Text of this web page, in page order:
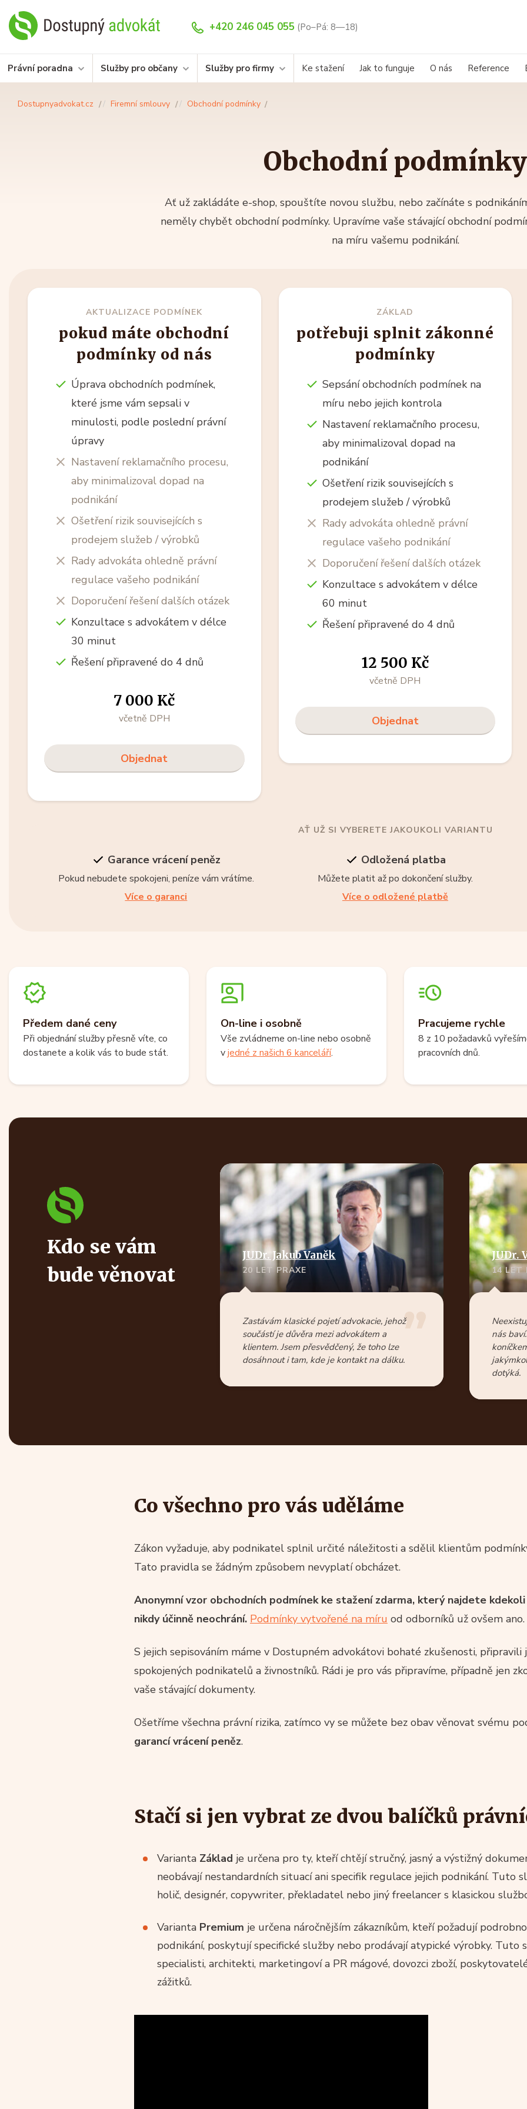
+420 246 045 055 (Po–Pá: 8—18)
Právní poradna Služby pro občany Služby pro firmy Ke stažení Jak to funguje O nás Reference
Dostupnyadvokat.cz Firemní smlouvy Obchodní podmínky
Obchodní podmínky
Ať už zakládáte e-shop, spouštíte novou službu, nebo začínáte s
neměly chybět obchodní podmínky. Upravíme vaše stávající obchodní
na míru vašemu podnikání.
AKTUALIZACE PODMÍNEK
pokud máte obchodní
podmínky od nás
Úprava obchodních podmínek,
které jsme vám sepsali v
minulosti, podle poslední právní
úpravy
Nastavení reklamačního procesu,
aby minimalizoval dopad na
podnikání
Ošetření rizik souvisejících s
prodejem služeb / výrobků
Rady advokáta ohledně právní
regulace vašeho podnikání
Doporučení řešení dalších otázek
Konzultace s advokátem v délce
30 minut
Řešení připravené do 4 dnů
7 000 Kč
včetně DPH
Objednat
ZÁKLAD
potřebuji splnit zákonné
podmínky
Sepsání obchodních podmínek na
míru nebo jejich kontrola
Nastavení reklamačního procesu,
aby minimalizoval dopad na
podnikání
Ošetření rizik souvisejících s
prodejem služeb / výrobků
Rady advokáta ohledně právní
regulace vašeho podnikání
Doporučení řešení dalších otázek
Konzultace s advokátem v délce
60 minut
Řešení připravené do 4 dnů
12 500 Kč
včetně DPH
Objednat
AŤ UŽ SI VYBERETE JAKOUKOLI VARIANTU
Garance vrácení peněz
Pokud nebudete spokojeni, peníze vám vrátíme.
Více o garanci
Odložená platba
Můžete platit až po dokončení služby.
Více o odložené platbě
Předem dané ceny
Při objednání služby přesně víte, co
dostanete a kolik vás to bude stát.
On-line i osobně
Vše zvládneme on-line nebo osobně
vjedné z našich 6 kanceláří.
Pracujeme rychle
8 z 10 požadavků
pracovních dnů.
Kdo se vám
bude věnovat
JUDr. Jakub Vaněk
20 LET PRAXE
Zastávám klasické pojetí advokacie, jehož
součástí je důvěra mezi advokátem a
klientem. Jsem přesvědčený, že toho lze
dosáhnout i tam, kde je kontakt na dálku.
JUDr.
14 LET
nás
dotýká.
Co všechno pro vás uděláme
Zákon vyžaduje, aby podnikatel splnil určité náležitosti a sdělil klientům
Tato pravidla se žádným způsobem nevyplatí obcházet.
Anonymní vzor obchodních podmínek ke stažení zdarma, který najdete
nikdy účinně neochrání. Podmínky vytvořené na míru od odborníků už ovšem ano.
S jejich sepisováním máme v Dostupném advokátovi bohaté zkušenosti, připravili
spokojených podnikatelů a živnostníků. Rádi je pro vás připravíme, případně jen
vaše stávající dokumenty.
Ošetříme všechna právní rizika, zatímco vy se můžete bez obav věnovat svému
garancí vrácení peněz.
Stačí si jen vybrat ze dvou balíčků
Varianta Základ je určena pro ty, kteří chtějí stručný, jasný a výstižný
neobávají nestandardních situací ani specifik regulace jejich podnikání. Tuto
holič, designér, copywriter, překladatel nebo jiný freelancer s klasickou
Varianta Premium je určena náročnějším zákazníkům, kteří požadují
podnikání, poskytují specifické služby nebo prodávají atypické výrobky. Tuto
specialisti, architekti, marketingoví a PR mágové, dovozci zboží,
zážitků.